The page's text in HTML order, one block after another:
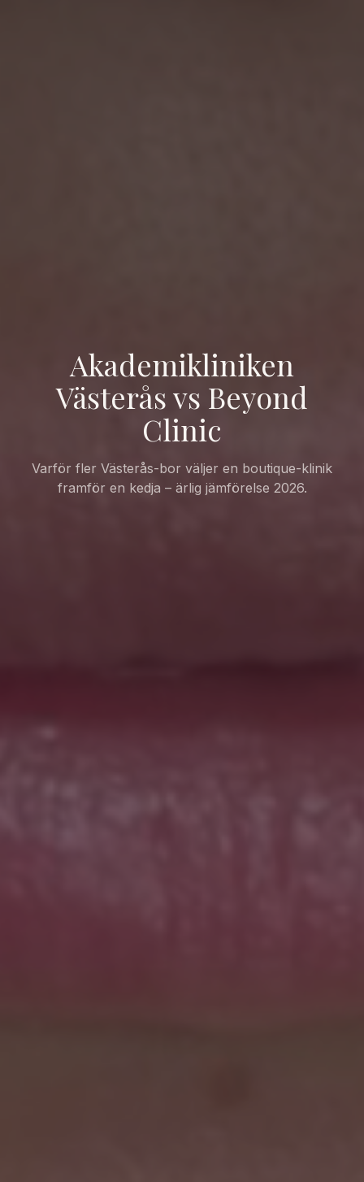
Akademikliniken
Västerås vs Beyond
Clinic
Varför fler Västerås-bor väljer en boutique-klinik
framför en kedja – ärlig jämförelse 2026.